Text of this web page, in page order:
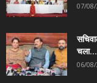
07/
चला...
06/